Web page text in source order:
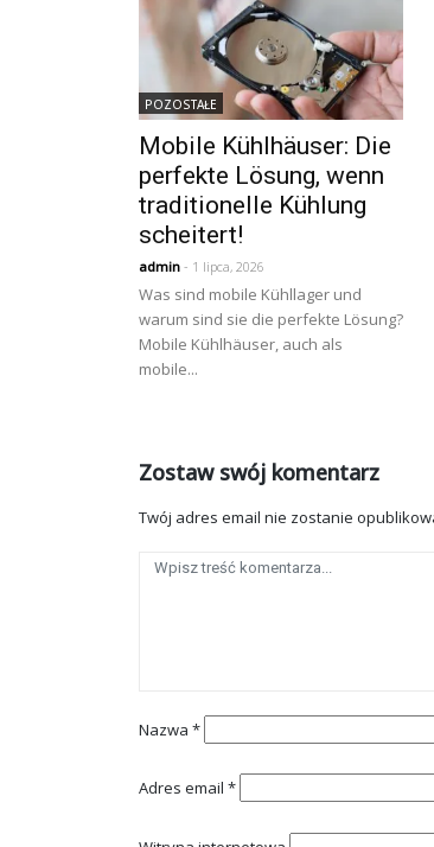
POZOSTAŁE
Mobile Kühlhäuser: Die
perfekte Lösung, wenn
traditionelle Kühlung
scheitert!
admin - 1 lipca, 2026
Was sind mobile Kühllager und
warum sind sie die perfekte Lösung?
Mobile Kühlhäuser, auch als
mobile...
Zostaw swój komentarz
Twój adres email nie zostanie
Nazwa *
Adres email *